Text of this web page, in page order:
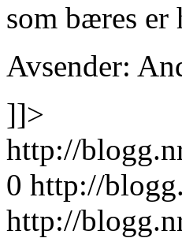
som bæres er
Avsender:
]]>
http://
0 http://
http://